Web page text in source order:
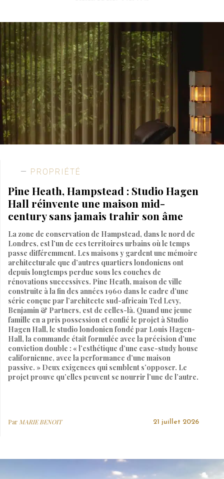
PROPRIÉTÉ
Pine Heath, Hampstead : Studio Hagen
Hall réinvente une maison mid-
century sans jamais trahir son âme
La zone de conservation de Hampstead, dans le nord de
Londres, est l’un de ces territoires urbains où le temps
passe différemment. Les maisons y gardent une mémoire
architecturale que d’autres quartiers londoniens ont
depuis longtemps perdue sous les couches de
rénovations successives. Pine Heath, maison de ville
construite à la fin des années 1960 dans le cadre d’une
série conçue par l’architecte sud-africain Ted Levy,
Benjamin & Partners, est de celles-là. Quand une jeune
famille en a pris possession et confié le projet à Studio
Hagen Hall, le studio londonien fondé par Louis Hagen-
Hall, la commande était formulée avec la précision d’une
conviction double : « l’esthétique d’une case-study house
californienne, avec la performance d’une maison
passive. » Deux exigences qui semblent s’opposer. Le
projet prouve qu’elles peuvent se nourrir l’une de l’autre.
Par MARIE BENOIT 21 juillet 2026